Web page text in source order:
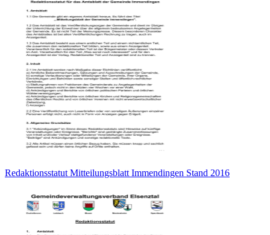
Redaktionsstatut Mitteilungsblatt Immendingen Stand 2016